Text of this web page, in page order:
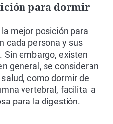
para dormir
mejor posición para
cada persona y sus
Sin embargo, existen
general, se consideran
como dormir de
vertebral, facilita la
para la digestión.